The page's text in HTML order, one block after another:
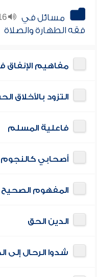
16
مسائل في
فقه الطهارة والصلاة
مفاهيم
التزود بالأخلاق
فاعلية المسلم
أصحابي كالنجوم
المفهوم الصحيح
الدين الحق
شدوا الرحال إلى